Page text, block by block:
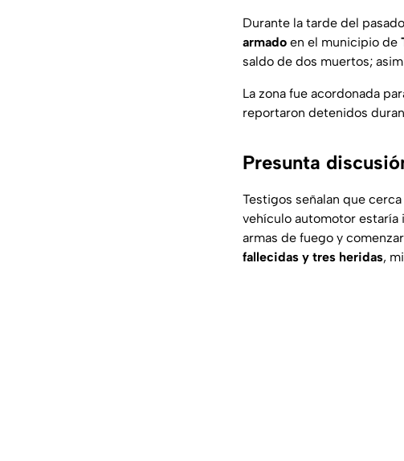
Durante la tarde del
armado en el municipio de
saldo de dos muertos;
La zona fue acordonada
reportaron detenidos
Presunta
Testigos señalan que
vehículo automotor estaría
armas de fuego y
fallecidas y tres heridas,